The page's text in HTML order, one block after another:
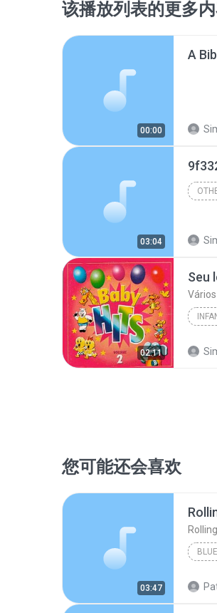
该播放列表的更多
00:00
A
03:04
02:11
Seu
您可能还会喜欢
03:47